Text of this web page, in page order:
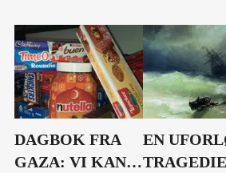
DAGBOK FRA
GAZA: VI KAN
EN
TRAGEDIE